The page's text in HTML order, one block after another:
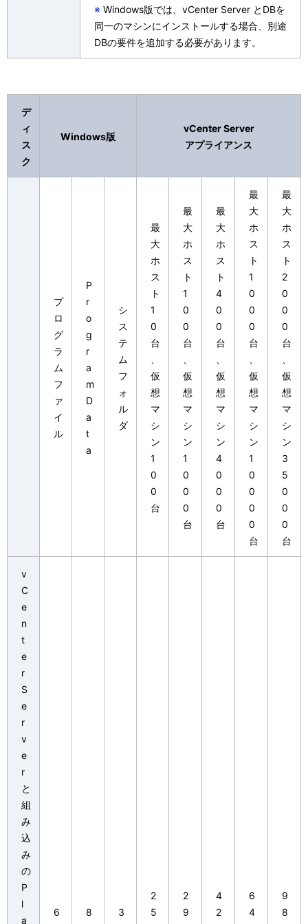
※ Windows版では、vCenter Server とDBを
同一のマシンにインストールする場合、別途
DBの要件を追加する必要があります。
デ
ィ
ス
ク
Windows版
vCenter Server
アプライアンス
プ
ロ
グ
ラ
ム
フ
ァ
イ
ル
P
r
o
g
r
a
m
D
a
t
a
シ
ス
テ
ム
フ
ォ
ル
ダ
最
大
ホ
ス
ト
1
0
台
仮
想
マ
シ
ン
1
0
0
台
最
大
ホ
ス
ト
1
0
0
台
仮
想
マ
シ
ン
1
0
0
0
台
最
大
ホ
ス
ト
4
0
0
台
仮
想
マ
シ
ン
4
0
0
0
台
最
大
ホ
ス
ト
1
0
0
0
台
仮
想
マ
シ
ン
1
0
0
0
0
台
最
大
ホ
ス
ト
2
0
0
0
台
仮
想
マ
シ
ン
3
5
0
0
0
台
v
C
e
n
t
e
r
S
e
r
v
e
r
と
組
み
込
み
の
P
l
a
6
8
3
2
5
2
9
4
2
6
4
9
8